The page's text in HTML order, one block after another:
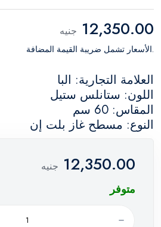
12,350.00 جنيه
.الأسعار تشمل ضريبة القيمة المضافة
العلامة التجارية: البا
اللون: ستانلس ستيل
المقاس: 60 سم
النوع: مسطح غاز بلت إن
12,350.00 جنيه
متوفر